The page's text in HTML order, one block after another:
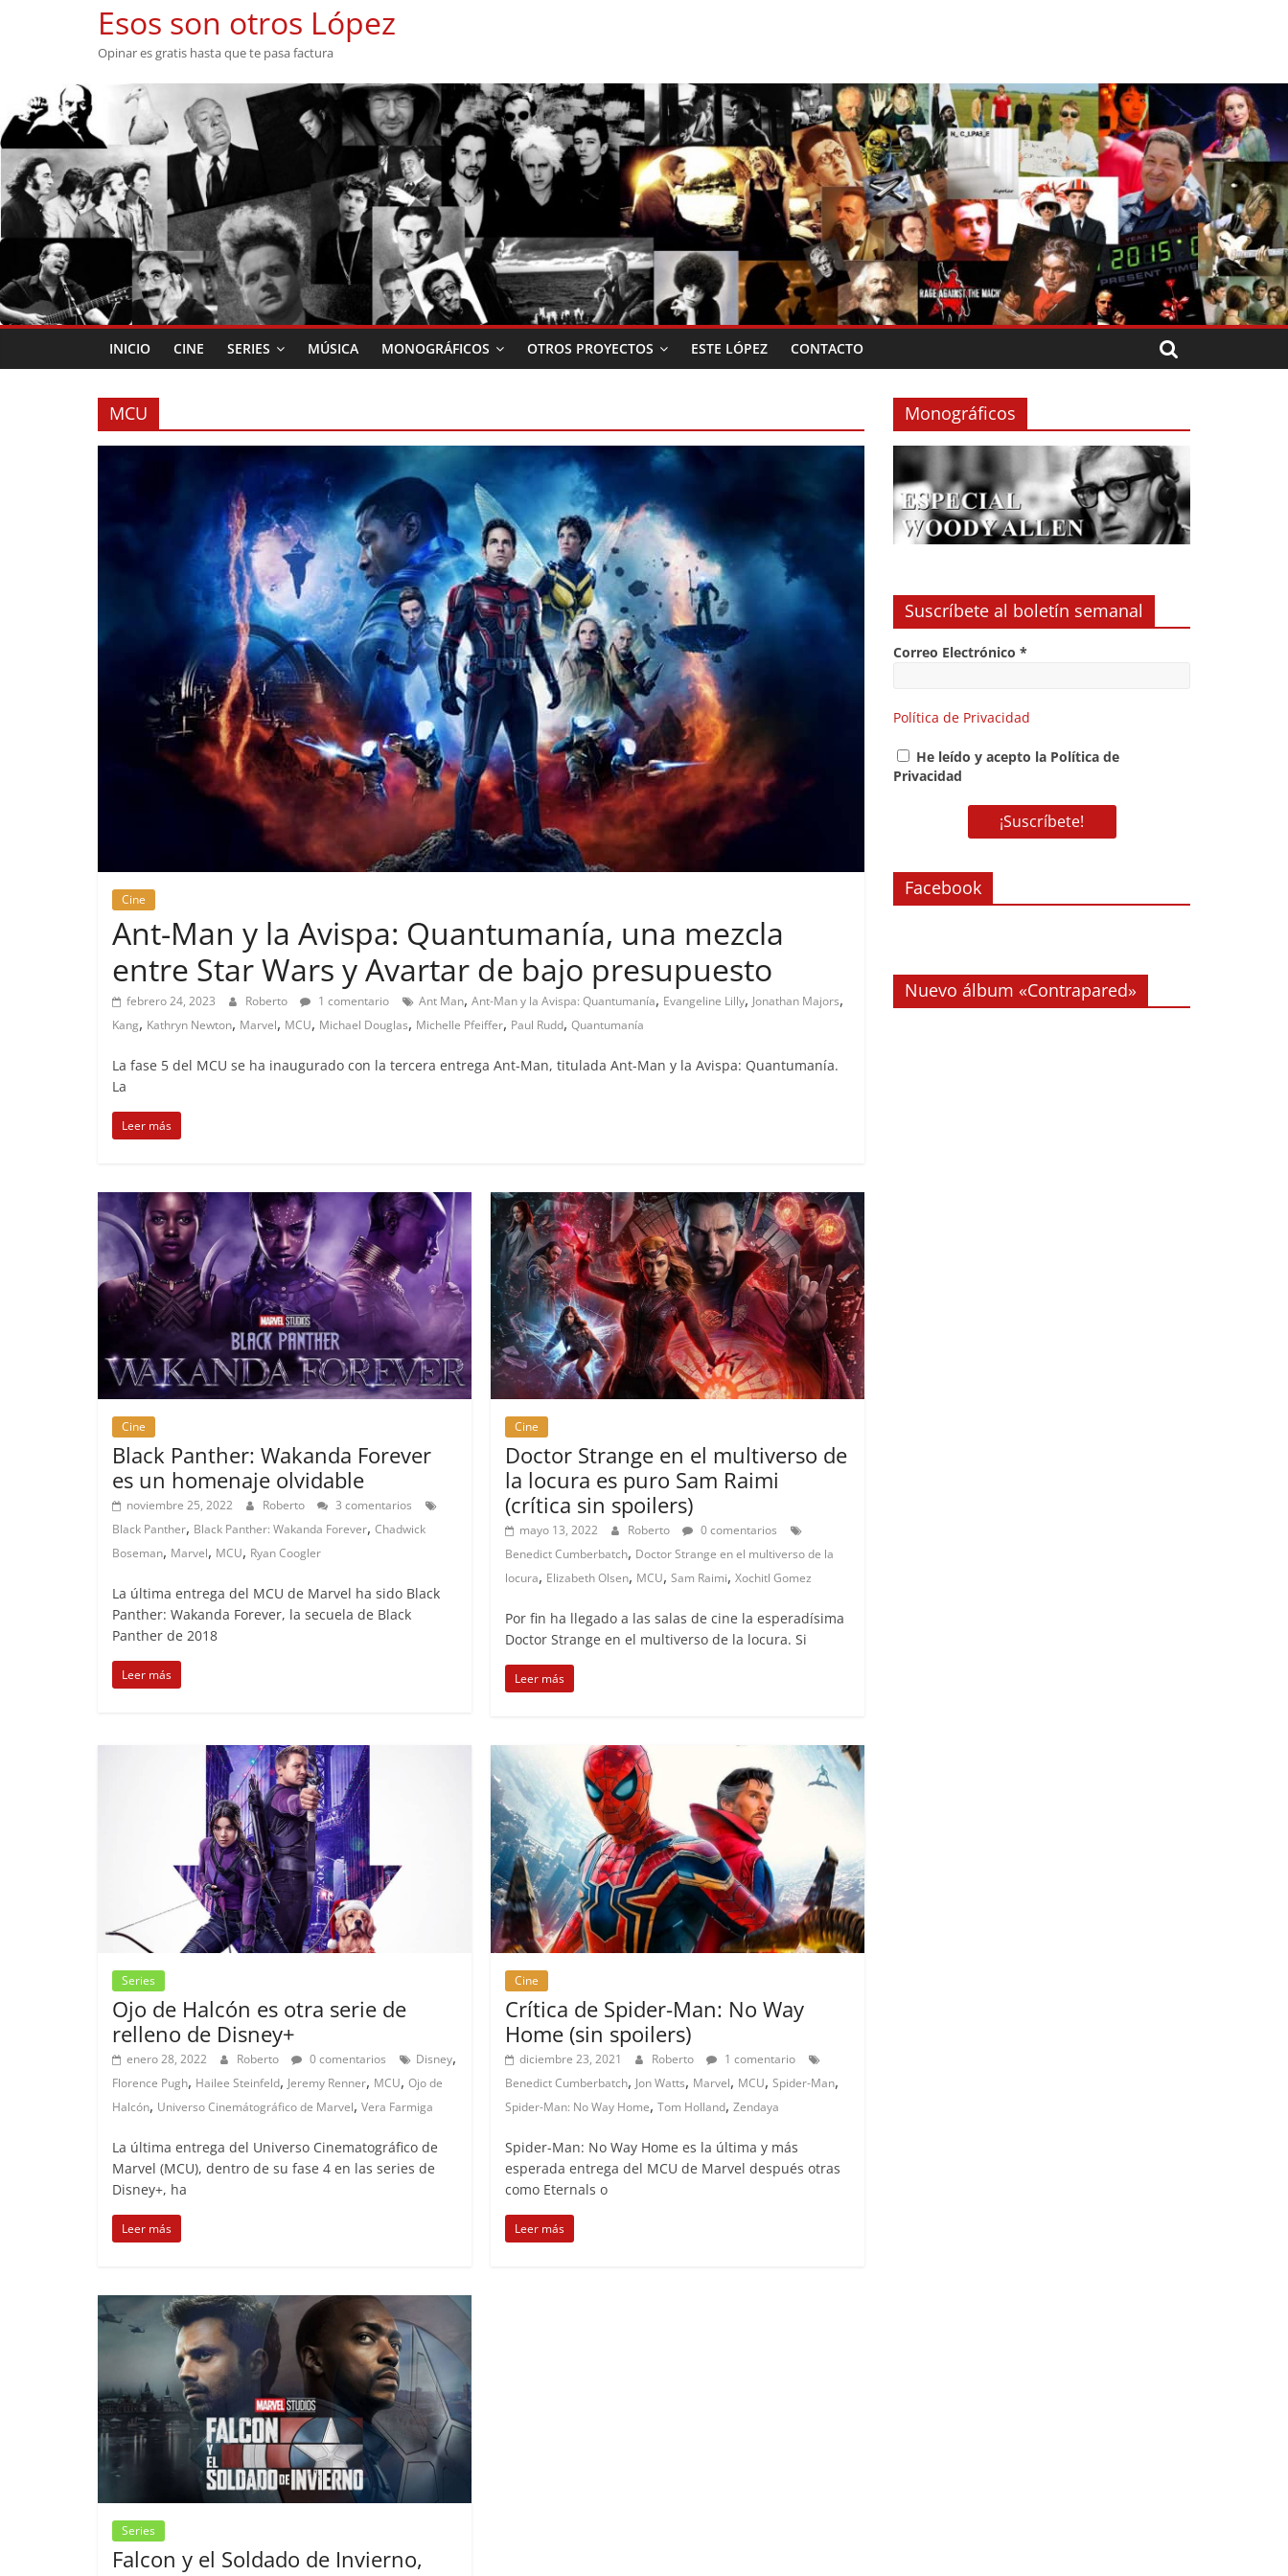
Esos son otros López
Opinar es gratis hasta que te pasa factura
INICIO CINE SERIES MÚSICA MONOGRÁFICOS OTROS PROYECTOS ESTE LÓPEZ CONTACTO
MCU
Cine
Ant-Man y la Avispa: Quantumanía, una mezcla
entre Star Wars y Avartar de bajo presupuesto
febrero 24, 2023 Roberto 1 comentario Ant Man, Ant-Man y la Avispa: Quantumanía, Evangeline Lilly, Jonathan Majors,
Kang, Kathryn Newton, Marvel, MCU, Michael Douglas, Michelle Pfeiffer, Paul Rudd, Quantumanía
La fase 5 del MCU se ha inaugurado con la tercera entrega Ant-Man, titulada Ant-Man y la Avispa: Quantumanía.
La
Leer más
Cine
Black Panther: Wakanda Forever
es un homenaje olvidable
noviembre 25, 2022 Roberto
3 comentarios
Black Panther, Black Panther: Wakanda Forever, Chadwick
Boseman, Marvel, MCU, Ryan Coogler
La última entrega del MCU de Marvel ha sido Black
Panther: Wakanda Forever, la secuela de Black
Panther de 2018
Leer más
Cine
Doctor Strange en el multiverso de
la locura es puro Sam Raimi
(crítica sin spoilers)
mayo 13, 2022 Roberto
0 comentarios
Benedict Cumberbatch, Doctor Strange en el multiverso de la
locura, Elizabeth Olsen, MCU,Sam Raimi,Xochitl Gomez
Por fin ha llegado a las salas de cine la esperadísima
Doctor Strange en el multiverso de la locura. Si
Leer más
Series
Ojo de Halcón es otra serie de
relleno de Disney+
enero 28, 2022 Roberto 0 comentarios Disney,
Florence Pugh, Hailee Steinfeld, Jeremy Renner, MCU, Ojo de
Halcón, Universo Cinemátográfico de Marvel, Vera Farmiga
La última entrega del Universo Cinematográfico de
Marvel (MCU), dentro de su fase 4 en las series de
Disney+, ha
Leer más
Cine
Crítica de Spider-Man: No Way
Home (sin spoilers)
diciembre 23, 2021 Roberto
1 comentario
Benedict Cumberbatch, Jon Watts, Marvel, MCU,Spider-Man,
Spider-Man: No Way Home,Tom Holland,Zendaya
Spider-Man: No Way Home es la última y más
esperada entrega del MCU de Marvel después otras
como Eternals o
Leer más
Series
Falcon y el Soldado de Invierno,
Monográficos
Suscríbete al boletín semanal
Correo Electrónico *
Política de Privacidad
He leído y acepto la Política de
Privacidad
Facebook
Nuevo álbum «Contrapared»